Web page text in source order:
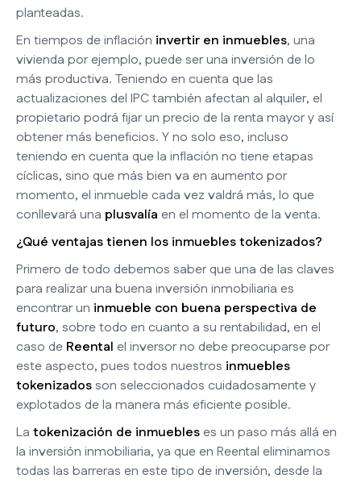
planteadas.
En tiempos de inflación invertir en inmuebles, una
vivienda por ejemplo, puede ser una inversión de lo
más productiva. Teniendo en cuenta que las
actualizaciones del IPC también afectan al alquiler, el
propietario podrá fijar un precio de la renta mayor y así
obtener más beneficios. Y no solo eso, incluso
teniendo en cuenta que la inflación no tiene etapas
cíclicas, sino que más bien va en aumento por
momento, el inmueble cada vez valdrá más, lo que
conllevará una plusvalía en el momento de la venta.
¿Qué ventajas tienen los inmuebles tokenizados?
Primero de todo debemos saber que una de las claves
para realizar una buena inversión inmobiliaria es
encontrar un inmueble con buena perspectiva de
futuro, sobre todo en cuanto a su rentabilidad, en el
caso de Reental el inversor no debe preocuparse por
este aspecto, pues todos nuestros inmuebles
tokenizados son seleccionados cuidadosamente y
explotados de la manera más eficiente posible.
La tokenización de inmuebles es un paso más allá en
la inversión inmobiliaria, ya que en Reental eliminamos
todas las barreras en este tipo de inversión, desde la